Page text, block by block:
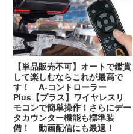
【単品販売不可】オートで鑑賞
して楽しむならこれが最高で
す！ A-コントローラー
Plus【プラス】ワイヤレスリ
モコンで簡単操作！さらにデー
タカウンター機能も標準装
備！ 動画配信にも最適！